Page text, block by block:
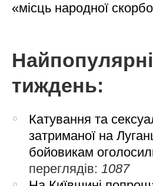
«місць народної
тиждень:
Катування та
затриманої на
бойовикам
переглядів:1087